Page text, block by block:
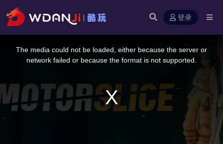
登录
The media could not be loaded, either because the server or
network failed or because the format is not supported.